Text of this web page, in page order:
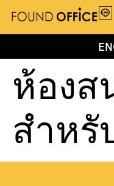
ห้องส
สำหรั